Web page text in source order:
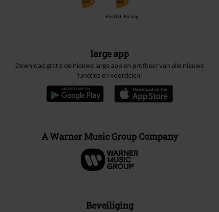
PostNL Pickup
large app
Download gratis de nieuwe large app en profiteer van alle nieuwe
functies en voordelen!
A Warner Music Group Company
Beveiliging